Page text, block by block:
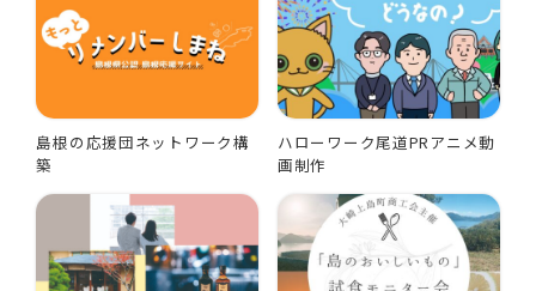
島根の応援団ネットワーク構
築
ハローワーク尾道PRアニメ動
画制作